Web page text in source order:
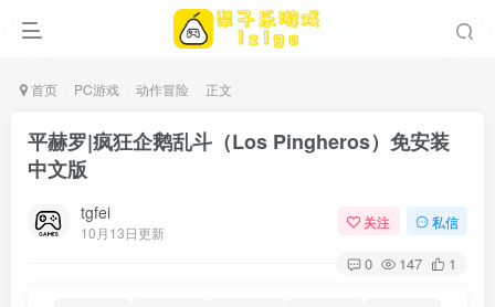
首页 PC游戏 动作冒险 正文
平赫罗|疯狂企鹅乱斗（Los Pingheros）免安装
中文版
tgfei
10月13日更新
关注 私信
0 147 1